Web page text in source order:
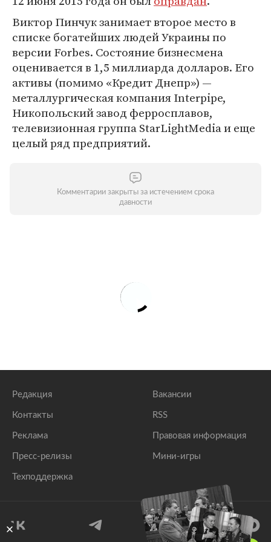
Виктор Пинчук занимает второе место в
списке богатейших людей Украины по
версии Forbes. Состояние бизнесмена
оценивается в 1,5 миллиарда долларов. Его
активы (помимо «Кредит Днепр») —
металлургическая компания Interpipe,
Никопольский завод ферросплавов,
телевизионная группа StarLightMedia и еще
целый ряд предприятий.
Комментарии закрыты за истечением срока
давности
Редакция
Контакты
Реклама
Пресс-релизы
Техподдержка
Вакансии
RSS
Правовая информация
Мини-игры